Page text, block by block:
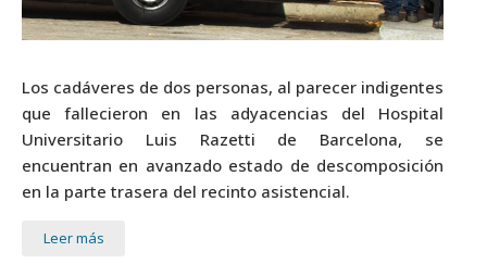
Los cadáveres de dos personas, al parecer indigentes
que fallecieron en las adyacencias del Hospital
Universitario Luis Razetti de Barcelona, se
encuentran en avanzado estado de descomposición
en la parte trasera del recinto asistencial.
Leer más